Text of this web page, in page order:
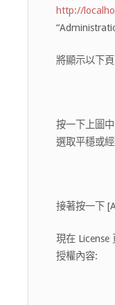
http://
將顯示以下
按一下上圖
選取平穩或
接著按一下
現在 License
授權內容: